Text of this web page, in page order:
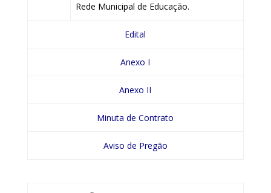
Rede Municipal de Educação.
Edital
Anexo I
Anexo II
Minuta de Contrato
Aviso de Pregão